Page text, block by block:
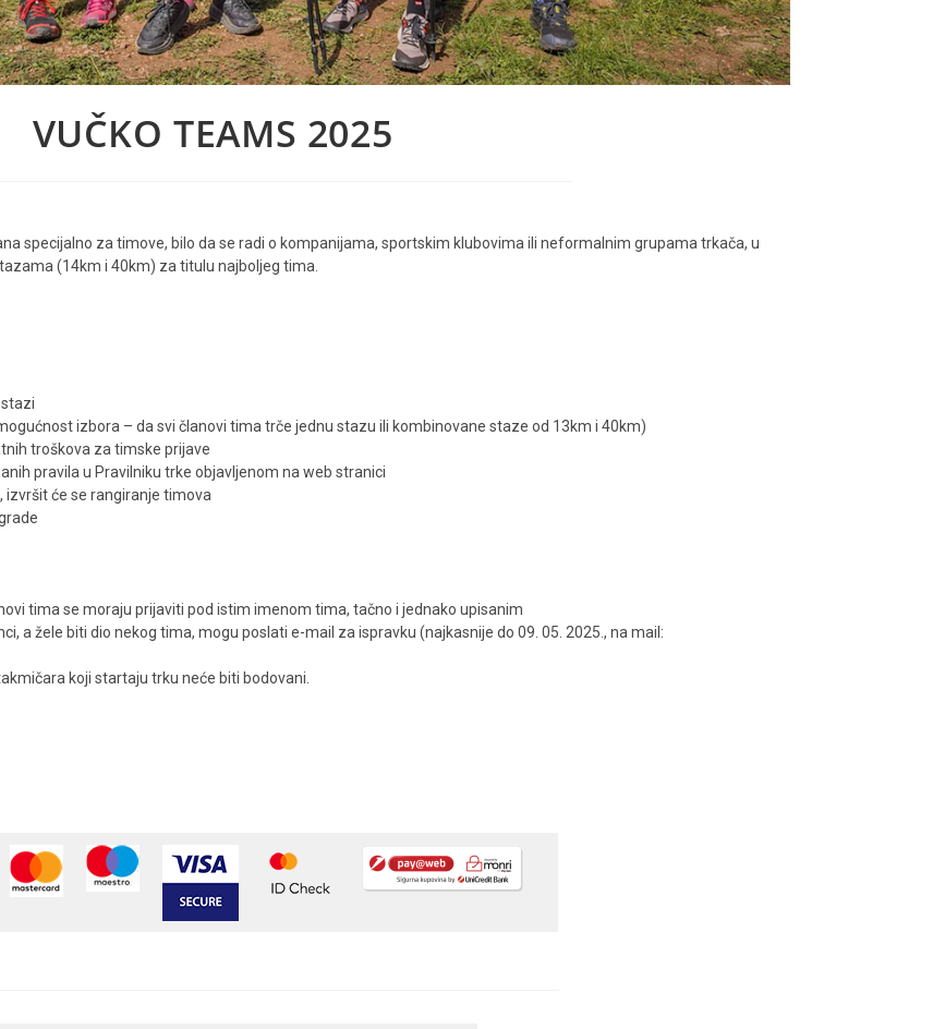
VUČKO TEAMS 2025
specijalno za timove, bilo da se radi o kompanijama, sportskim klubovima ili neformalnim grupama trkača, u
(14km i 40km) za titulu najboljeg tima.
stazi
izbora – da svi članovi tima trče jednu stazu ili kombinovane staze od 13km i 40km)
troškova za timske prijave
pravila u Pravilniku trke objavljenom na web stranici
izvršit će se rangiranje timova
tima se moraju prijaviti pod istim imenom tima, tačno i jednako upisanim
a žele biti dio nekog tima, mogu poslati e-mail za ispravku (najkasnije do 09. 05. 2025., na mail:
koji startaju trku neće biti bodovani.